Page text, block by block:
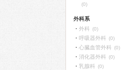
(0)
外科系
外科 (0)
呼吸器外科 (0)
心臓血管外科 (0)
消化器外科 (0)
乳腺科 (0)